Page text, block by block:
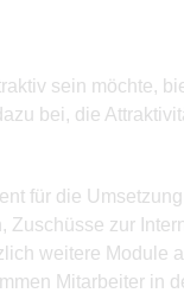
sein möchte,
bei, die
für die
Zuschüsse zur
weitere Module
Mitarbeiter in